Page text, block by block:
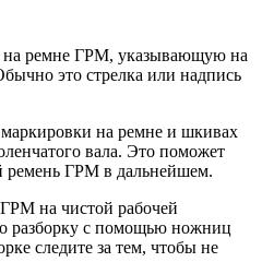
на ремне ГРМ, указывающую на
это стрелка или надпись
на ремне и шкивах
вала. Это поможет
ремень ГРМ в дальнейшем.
на чистой рабочей
разборку с помощью ножниц
следите за тем, чтобы не